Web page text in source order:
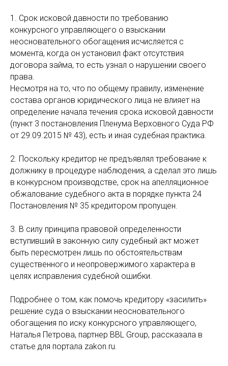
1. Срок исковой давности по требованию
конкурсного управляющего о взыскании
неосновательного обогащения исчисляется с
момента, когда он установил факт отсутствия
договора займа, то есть узнал о нарушении своего
права.
Несмотря на то, что по общему правилу, изменение
состава органов юридического лица не влияет на
определение начала течения срока исковой давности
(пункт 3 постановления Пленума Верховного Суда РФ
от 29.09.2015 № 43), есть и иная судебная практика.
2. Поскольку кредитор не предъявлял требование к
должнику в процедуре наблюдения, а сделал это лишь
в конкурсном производстве, срок на апелляционное
обжалование судебного акта в порядке пункта 24
Постановления № 35 кредитором пропущен.
3. В силу принципа правовой определенности
вступивший в законную силу судебный акт может
быть пересмотрен лишь по обстоятельствам
существенного и неопровержимого характера в
целях исправления судебной ошибки.
Подробнее о том, как помочь кредитору «засилить»
решение суда о взыскании неосновательного
обогащения по иску конкурсного управляющего,
Наталья Петрова, партнер BBL Group, рассказала в
статье для портала zakon.ru.